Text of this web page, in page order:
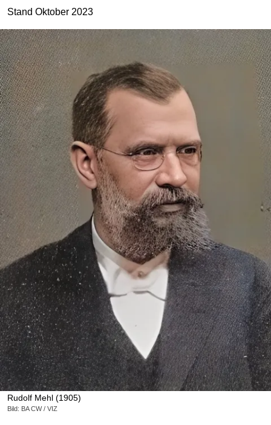
Rudolf Mehl (1905)
Bild: BA CW / VIZ
Stand Oktober 2023